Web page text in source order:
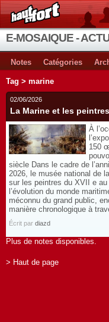
E-MOSAIQUE -
Notes Catégories
Tag > marine
02/06/2026
La Marine et les
À
150
siècle Dans le cadre de
2026, le musée national de
sur les peintres du XVII e
l’évolution du monde
méconnu du grand public,
manière chronologique à
Écrit par diazd
Plus de notes disponibles.
> Haut de page